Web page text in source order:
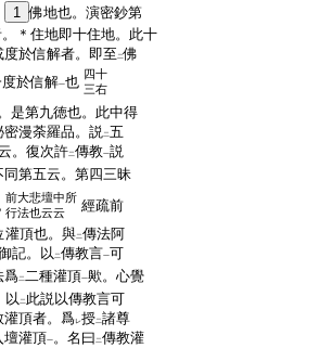
1 佛地也。演密鈔第
＊住地即十住地。此十
度於信解者。即至 二佛
於信解一也 四十
三右
是第九徳也。此中得
漫荼羅品。説二五
。復次許二傳教一説
同第五云。第四三昧
前大悲壇中所
行法也云云
經疏前
灌頂也。與二傳法阿
記。以 二傳教言一可
爲二二種灌頂一歟。心覺
以 二 此説以傳教言可
灌頂者。爲レ授二諸尊
壇灌頂一。名曰 二傳教灌